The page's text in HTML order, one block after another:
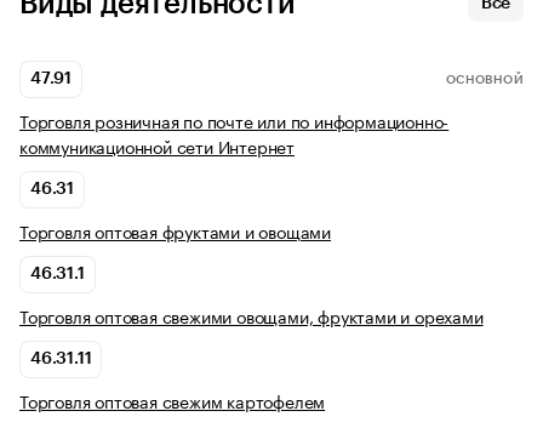
Все
47.91 ОСНОВНОЙ
Торговля розничная по почте или по информационно-
коммуникационной сети Интернет
46.31
Торговля оптовая фруктами и овощами
46.31.1
Торговля оптовая свежими овощами, фруктами и орехами
46.31.11
Торговля оптовая свежим картофелем